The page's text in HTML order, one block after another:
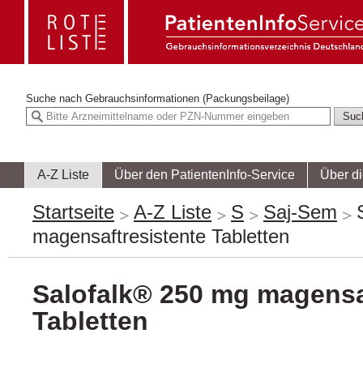
Suche nach Gebrauchsinformationen (Packungsbeilage)
A-Z Liste Über den PatientenInfo-Service Über
Startseite A-Z Liste S Saj-Sem
magensaftresistente Tabletten
Salofalk® 250 mg
Tabletten